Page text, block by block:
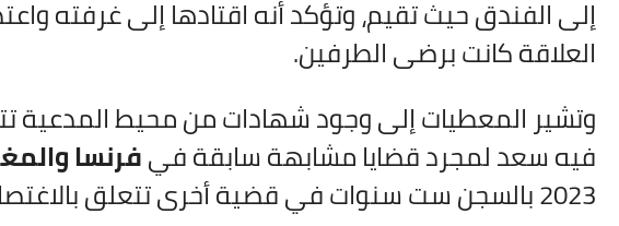
إلى الفندق حيث تقيم، وتؤكد أنه اقتادها إلى غرفته
العلاقة كانت برضى الطرفين.
وتشير المعطيات إلى وجود شهادات من محيط المدعية
فيه سعد لمجرد قضايا مشابهة سابقة فيفرنسا
2023بالسجن ست سنوات في قضية أخرى تتعلق